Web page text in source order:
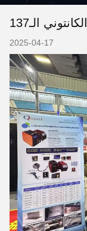
الـ137
2025-04-17